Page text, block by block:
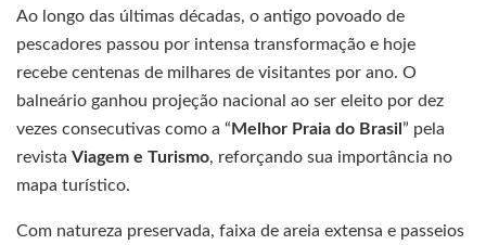
Ao longo das últimas décadas, o antigo povoado de
pescadores passou por intensa transformação e hoje
recebe centenas de milhares de visitantes por ano. O
balneário ganhou projeção nacional ao ser eleito por dez
vezes consecutivas como a “ Melhor Praia do Brasil ” pela
revista Viagem e Turismo, reforçando sua importância no
mapa turístico.
Com natureza preservada, faixa de areia extensa e passeios